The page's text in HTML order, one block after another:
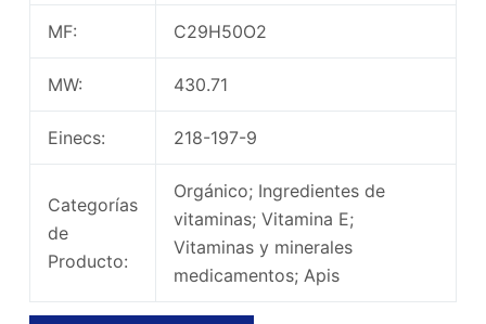
MF: C29H50O2
MW: 430.71
Einecs: 218-197-9
Categorías
de
Producto:
Orgánico; Ingredientes de
vitaminas; Vitamina E;
Vitaminas y minerales
medicamentos; Apis